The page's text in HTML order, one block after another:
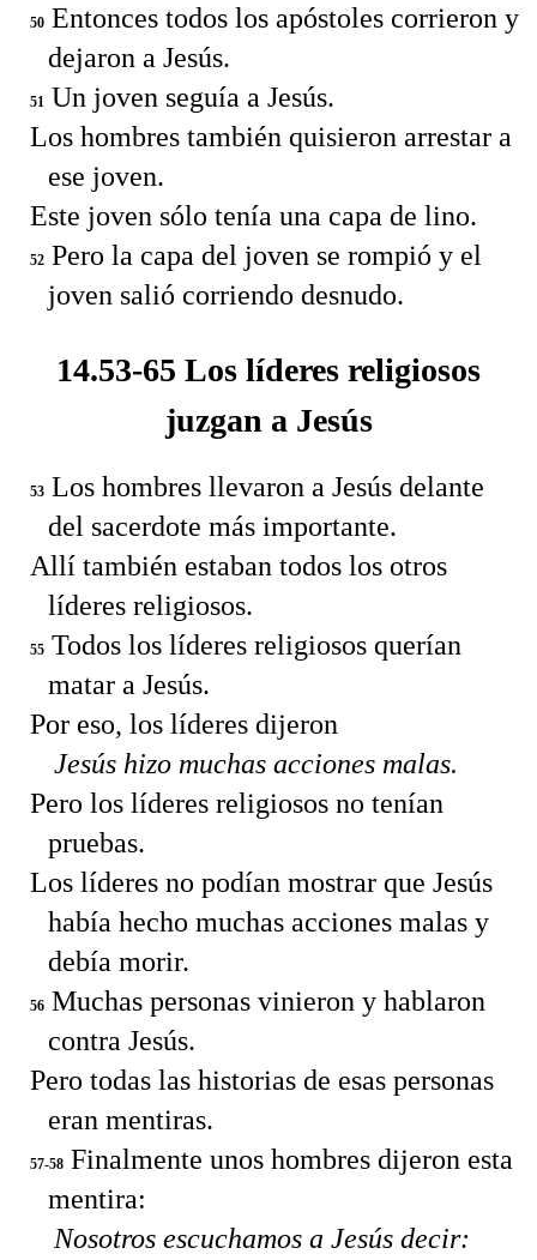
50 Entonces todos los apóstoles corrieron y
dejaron a Jesús.
51 Un joven seguía a Jesús.
Los hombres también quisieron arrestar a
ese joven.
Este joven sólo tenía una capa de lino.
52 Pero la capa del joven se rompió y el
joven salió corriendo desnudo.
14.53-65 Los líderes religiosos
juzgan a Jesús
53 Los hombres llevaron a Jesús delante
del sacerdote más importante.
Allí también estaban todos los otros
líderes religiosos.
55 Todos los líderes religiosos querían
matar a Jesús.
Por eso, los líderes dijeron
Jesús hizo muchas acciones malas.
Pero los líderes religiosos no tenían
pruebas.
Los líderes no podían mostrar que Jesús
había hecho muchas acciones malas y
debía morir.
56 Muchas personas vinieron y hablaron
contra Jesús.
Pero todas las historias de esas personas
eran mentiras.
57-58 Finalmente unos hombres dijeron esta
mentira:
Nosotros escuchamos a Jesús decir: